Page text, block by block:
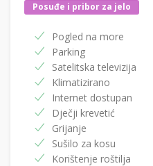
Posuđe i pribor za jelo
Pogled na more
Parking
Satelitska televizija
Klimatizirano
Internet dostupan
Dječji krevetić
Grijanje
Sušilo za kosu
Korištenje roštilja